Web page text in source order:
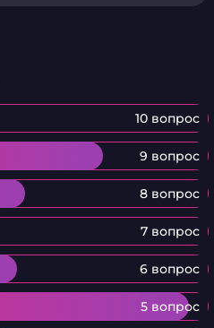
10 вопрос
9 вопрос
8 вопрос
7 вопрос
6 вопрос
5 вопрос